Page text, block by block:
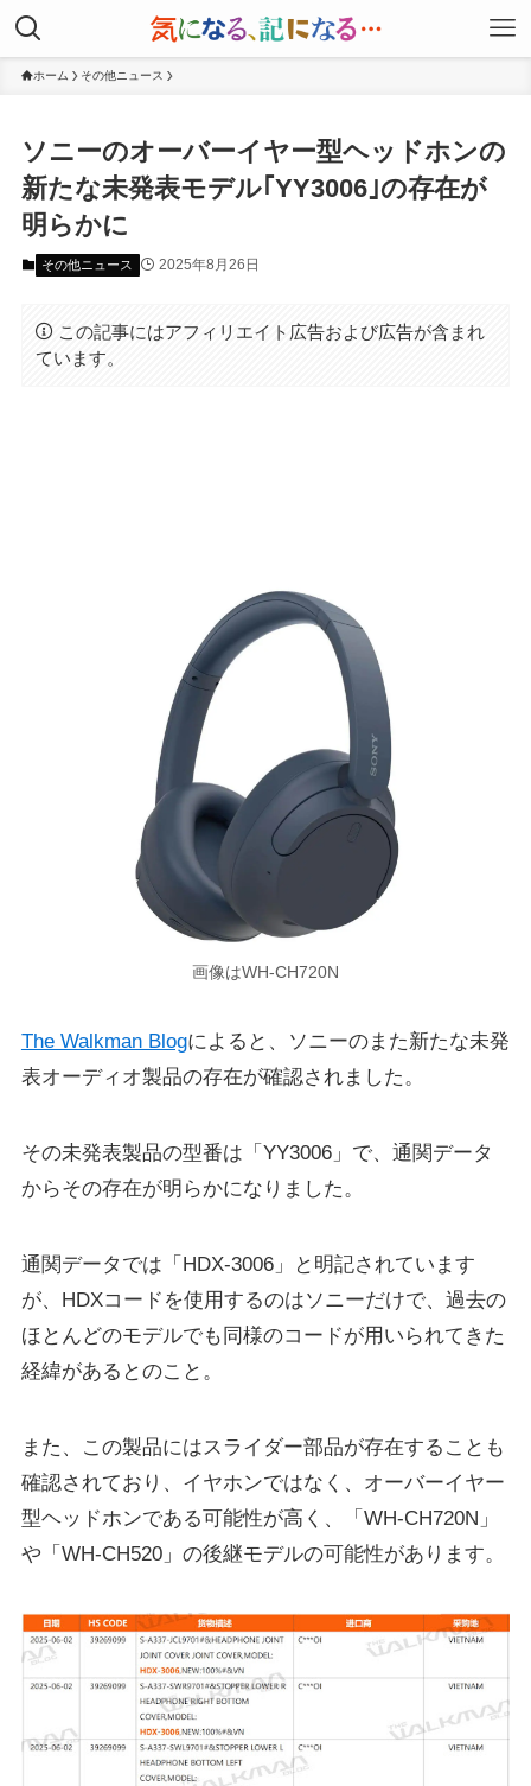
ホーム その他ニュース
ソニーのオーバーイヤー型ヘッドホンの
新たな未発表モデル｢YY3006｣の存在が
明らかに
その他ニュース 2025年8月26日
この記事にはアフィリエイト広告および広告が含まれ
ています。
画像はWH-CH720N
The Walkman Blogによると、ソニーのまた新たな未発
表オーディオ製品の存在が確認されました。
その未発表製品の型番は「YY3006」で、通関データ
からその存在が明らかになりました。
通関データでは「HDX-3006」と明記されています
が、HDXコードを使用するのはソニーだけで、過去の
ほとんどのモデルでも同様のコードが用いられてきた
経緯があるとのこと。
また、この製品にはスライダー部品が存在することも
確認されており、イヤホンではなく、オーバーイヤー
型ヘッドホンである可能性が高く、「WH-CH720N」
や「WH-CH520」の後継モデルの可能性があります。